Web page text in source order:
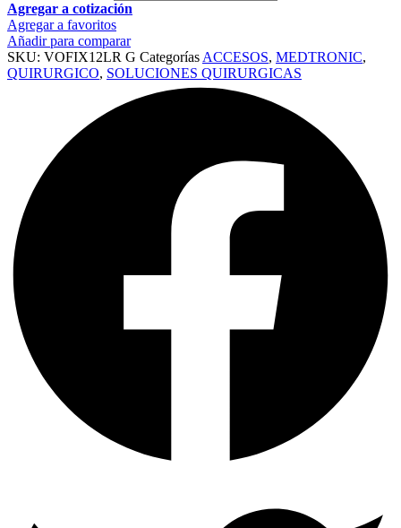
Agregar a cotización
Agregar a favoritos
Añadir para comparar
SKU: VOFIX12LR G Categorías ACCESOS, MEDTRONIC,
QUIRURGICO, SOLUCIONES QUIRURGICAS